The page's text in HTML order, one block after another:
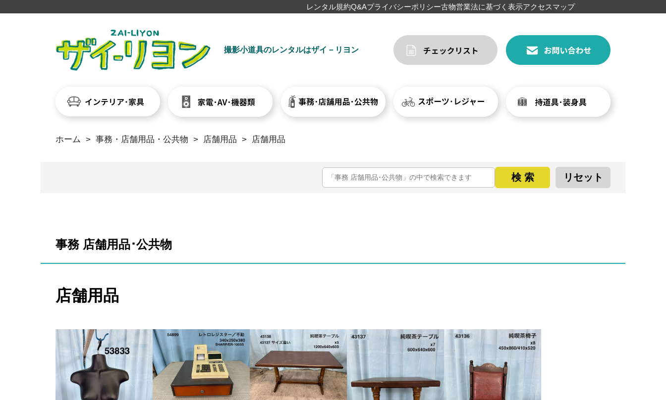
レンタル規約Q&Aプライバシーポリシー古物営業法に基づく表示アクセスマップ
撮影小道具のレンタルはザイ－リヨン
ホーム > 事務・店舗用品・公共物 > 店舗用品 > 店舗用品
検 索 リセット
事務 店舗用品･公共物
店舗用品